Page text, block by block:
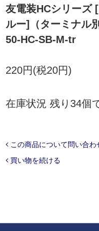
友電装HCシリーズ
ルー]（ターミナル
50-HC-SB-M-tr
220円(税20円)
在庫状況 残り34個
この商品について問い合わ
買い物を続ける